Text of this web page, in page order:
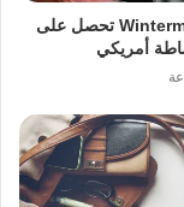
شركة Wintermute تحصل على
أمريكي